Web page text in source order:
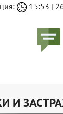
15:53 |
И